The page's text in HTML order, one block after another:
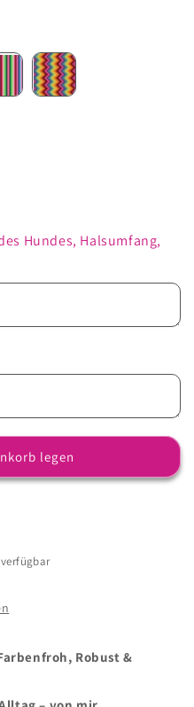
pink rainbow
Hundes, Halsumfang,
legen
verfügbar
Robust &